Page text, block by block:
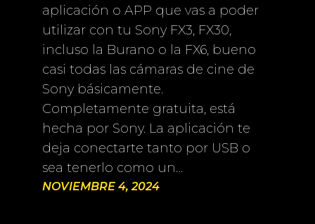
aplicación o APP que vas a poder
utilizar con tu Sony FX3, FX30,
incluso la Burano o la FX6, bueno
casi todas las cámaras de cine de
Sony básicamente.
Completamente gratuita, está
hecha por Sony. La aplicación te
deja conectarte tanto por USB o
sea tenerlo como un…
NOVIEMBRE 4, 2024